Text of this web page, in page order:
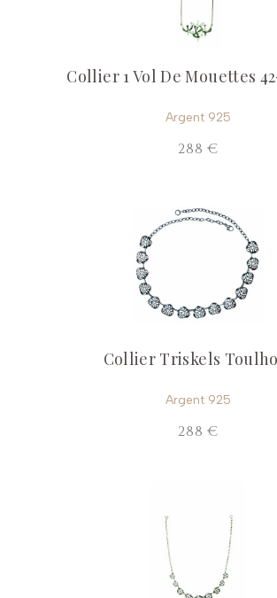
Collier 1 Vol De Mouettes
Argent 925
288 €
Collier Triskels
Argent 925
288 €